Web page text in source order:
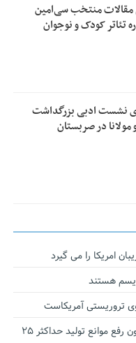
مقالات منتخب سی‌امین
تئاتر کودک و نوجوان
نشست ادبی بزرگداشت
در صربستان
امریکا را می گیرد
هستند
تروریستی آمریکاست
سخنگوی کمیسیون اقتصادی مجلس: قانون رفع موانع تولید حداکثر ۲۵